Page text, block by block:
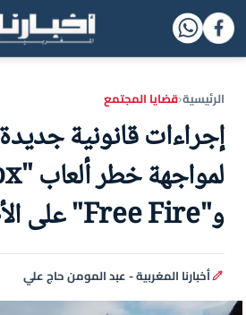
الرئيسية‹قضايا المجتمع
إجراءات قانونية
و"Free Fire" على الأطفال
أخبارنا المغربية - عبد المومن حاج علي